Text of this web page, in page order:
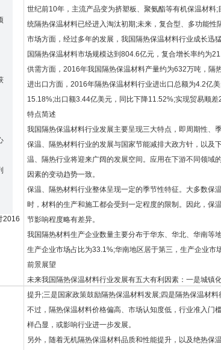
世纪前10年，主流产品变为挤塑板、聚氨酯等有机保温材
统隔热保温材料已经进入淘汰初期;未来，复合型、多功能性
市场方面，经过多年的发展，我国隔热保温材料行业成长
国隔热保温材料市场规模达到804.6亿元，复合增长率约为
供需方面，2016年我国隔热保温材料产量约为632万吨，隔
进出口方面，2016年隔热保温材料行业进出口总额为4.2亿
15.18%;出口额3.44亿美元，同比下降11.52%;实现贸易顺差
特点简述
我国隔热保温材料行业发展主要呈现三大特点，即周期性、
保温、隔热材料行业的发展与国家节能减排大政方针，以及
温、隔热行业将迎来广阔的发展空间。应用在下游不同领域
因素的变动趋势一致。
保温、隔热材料行业整体呈现一定的季节性特征。大多数保
时，材料的生产和施工都会受到一定程度的限制。因此，
节影响程度略有差异。
我国隔热材料生产企业数量主要分布于华东、华北、华南等
生产企业市场占比为33.1%;华南地区居于第三，生产企业市
前景展望
未来我国隔热保温材料行业发展有五大有利因素：一是城镇
提升;三是国家政策鼓励隔热保温材料发展;四是隔热保温材
不过，隔热保温材料价格偏高、市场认知度低，行业准入门
样凸显，或影响行业进一步发展。
另外，随着无机隔热保温材料品质和性能提升，以及绝热
2016